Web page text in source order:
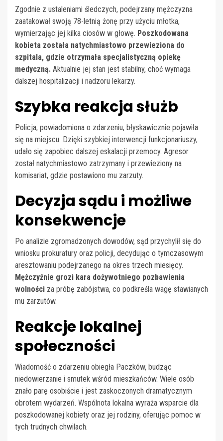
Zgodnie z ustaleniami śledczych, podejrzany mężczyzna
zaatakował swoją 78-letnią żonę przy użyciu młotka,
wymierzając jej kilka ciosów w głowę. Poszkodowana
kobieta została natychmiastowo przewieziona do
szpitala, gdzie otrzymała specjalistyczną opiekę
medyczną. Aktualnie jej stan jest stabilny, choć wymaga
dalszej hospitalizacji i nadzoru lekarzy.
Szybka reakcja służb
Policja, powiadomiona o zdarzeniu, błyskawicznie pojawiła
się na miejscu. Dzięki szybkiej interwencji funkcjonariuszy,
udało się zapobiec dalszej eskalacji przemocy. Agresor
został natychmiastowo zatrzymany i przewieziony na
komisariat, gdzie postawiono mu zarzuty.
Decyzja sądu i możliwe
konsekwencje
Po analizie zgromadzonych dowodów, sąd przychylił się do
wniosku prokuratury oraz policji, decydując o tymczasowym
aresztowaniu podejrzanego na okres trzech miesięcy.
Mężczyźnie grozi kara dożywotniego pozbawienia
wolności za próbę zabójstwa, co podkreśla wagę stawianych
mu zarzutów.
Reakcje lokalnej
społeczności
Wiadomość o zdarzeniu obiegła Paczków, budząc
niedowierzanie i smutek wśród mieszkańców. Wiele osób
znało parę osobiście i jest zaskoczonych dramatycznym
obrotem wydarzeń. Wspólnota lokalna wyraża wsparcie dla
poszkodowanej kobiety oraz jej rodziny, oferując pomoc w
tych trudnych chwilach.